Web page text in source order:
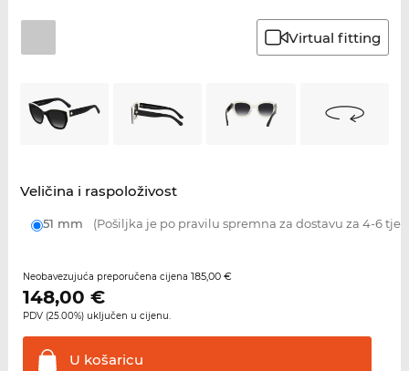
Virtual fitting
Veličina i raspoloživost
51 mm (Pošiljka je po pravilu spremna za dostavu za 4-6
Neobavezujuća preporučena cijena 185,00 €
148,00 €
PDV (25.00%) uključen u cijenu.
U košaricu